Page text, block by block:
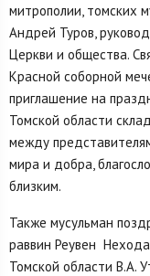
митрополии, томских
Андрей Туров,
Церкви и общества.
Красной соборной
приглашение на
Томской области
между
мира и добра,
близким.
Также мусульман
раввин Реувен
Томской области В.А.